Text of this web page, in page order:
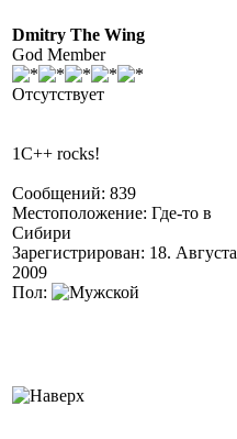
Dmitry The Wing
God Member
Отсутствует
1C++ rocks!
Сообщений: 839
Местоположение: Где-то в
Сибири
Зарегистрирован: 18. Августа
2009
Пол: